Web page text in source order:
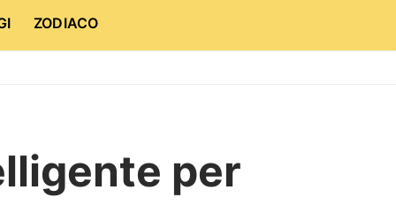
ZODIACO
per